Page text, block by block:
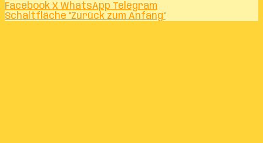
Facebook X WhatsApp Telegram
Schaltfläche "Zurück zum Anfang"